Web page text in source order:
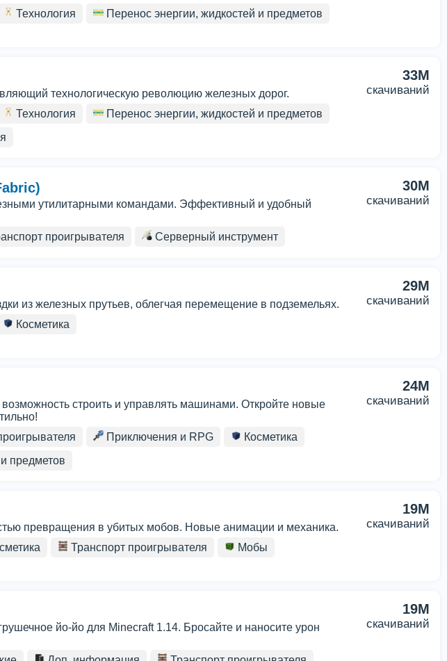
Технология Перенос энергии, жидкостей и предметов
технологическую революцию железных дорог.
Технология
Перенос энергии, жидкостей и предметов
33M
скачиваний
утилитарными командами. Эффективный и удобный
проигрывателя Серверный инструмент
30M
скачиваний
из железных прутьев, облегчая перемещение в подземельях.
Косметика
29M
скачиваний
строить и управлять машинами. Откройте новые
Приключения и RPG
Косметика
предметов
24M
скачиваний
превращения в убитых мобов. Новые анимации и механика.
Транспорт проигрывателя Мобы
19M
скачиваний
йо-йо для Minecraft 1.14. Бросайте и наносите урон
19M
скачиваний